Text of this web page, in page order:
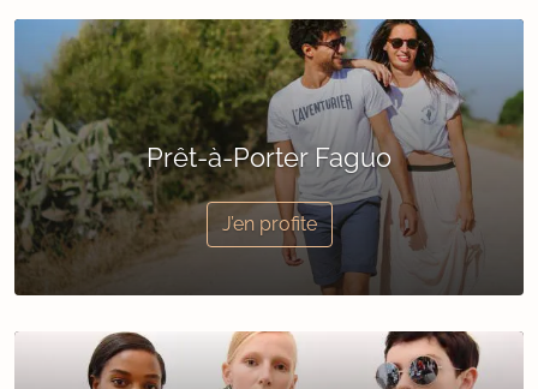
Prêt-à-Porter Faguo
J’en profite